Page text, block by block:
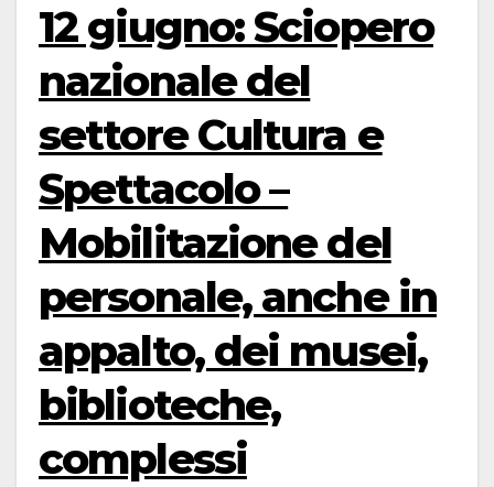
12 giugno: Sciopero
nazionale del
settore Cultura e
Spettacolo –
Mobilitazione del
personale, anche in
appalto, dei musei,
biblioteche,
complessi